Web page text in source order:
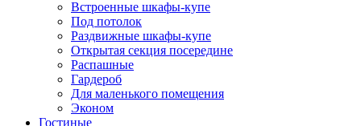
Встроенные шкафы-купе
Под потолок
Раздвижные шкафы-купе
Открытая секция посередине
Распашные
Гардероб
Для маленького помещения
Эконом
Гостиные